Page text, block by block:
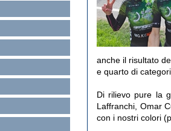
anche il risultato
e quarto di
Di rilievo pure la
Laffranchi, Omar
con i nostri colori